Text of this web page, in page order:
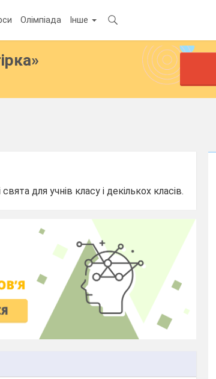
Олімпіада Інше
для учнів класу і декількох класів.